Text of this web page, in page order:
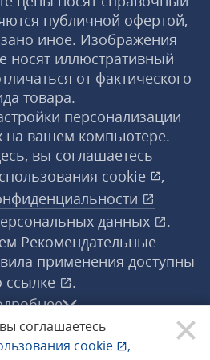
соглашаетесь
cookie
,
публичной офертой,
иное. Изображения
носят иллюстративный
от фактического
товара.
персонализации
на вашем компьютере.
вы соглашаетесь
cookie
,
данных
.
Рекомендательные
применения доступны
ссылке
.
®. Все права